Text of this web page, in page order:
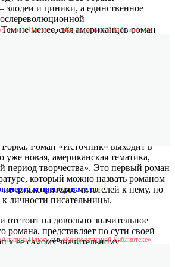
и циники, а единственное
не менее, для американцев роман
Роман «Источник» выходит в
уже новая, американская тематика,
период творчества». Это первый роман
который можно назвать романом
только интерес читателей к нему, но
личности писательницы.
отстоит на довольно значительное
романа, представляет по сути своей
к ее самому значительному
и в«Корпоративной Библиотеке»
к преподавателю
и в«Корпоративной Библиотеке»